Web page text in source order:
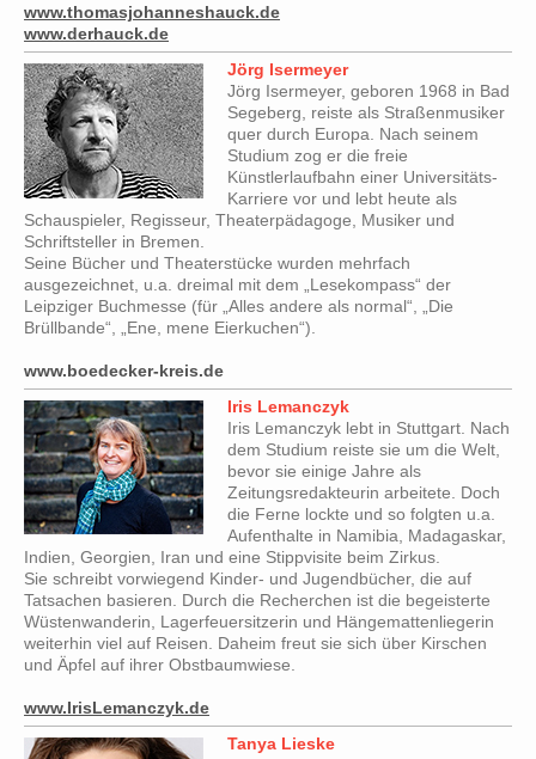
www.thomasjohanneshauck.de
www.derhauck.de
Jörg Isermeyer
Jörg Isermeyer, geboren 1968 in Bad
Segeberg, reiste als Straßenmusiker
quer durch Europa. Nach seinem
Studium zog er die freie
Künstlerlaufbahn einer Universitäts-
Karriere vor und lebt heute als
Schauspieler, Regisseur, Theaterpädagoge, Musiker und
Schriftsteller in Bremen.
Seine Bücher und Theaterstücke wurden mehrfach
ausgezeichnet, u.a. dreimal mit dem „Lesekompass“ der
Leipziger Buchmesse (für „Alles andere als normal“, „Die
Brüllbande“, „Ene, mene Eierkuchen“).
www.boedecker-kreis.de
Iris Lemanczyk
Iris Lemanczyk lebt in Stuttgart. Nach
dem Studium reiste sie um die Welt,
bevor sie einige Jahre als
Zeitungsredakteurin arbeitete. Doch
die Ferne lockte und so folgten u.a.
Aufenthalte in Namibia, Madagaskar,
Indien, Georgien, Iran und eine Stippvisite beim Zirkus.
Sie schreibt vorwiegend Kinder- und Jugendbücher, die auf
Tatsachen basieren. Durch die Recherchen ist die begeisterte
Wüstenwanderin, Lagerfeuersitzerin und Hängemattenliegerin
weiterhin viel auf Reisen. Daheim freut sie sich über Kirschen
und Äpfel auf ihrer Obstbaumwiese.
www.IrisLemanczyk.de
Tanya Lieske